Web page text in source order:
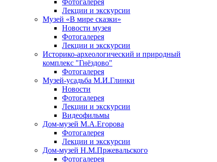
Лекции и экскурсии
Музей «В мире сказки»
Новости музея
Фотогалерея
Лекции и экскурсии
Историко-археологический и природный
комплекс "Гнёздово"
Фотогалерея
Музей-усадьба М.И.Глинки
Новости
Фотогалерея
Лекции и экскурсии
Видеофильмы
Дом-музей М.А.Егорова
Фотогалерея
Лекции и экскурсии
Дом-музей Н.М.Пржевальского
Фотогалерея